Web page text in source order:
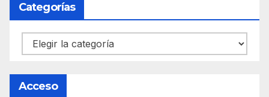
Categorías
Categorías
Acceso